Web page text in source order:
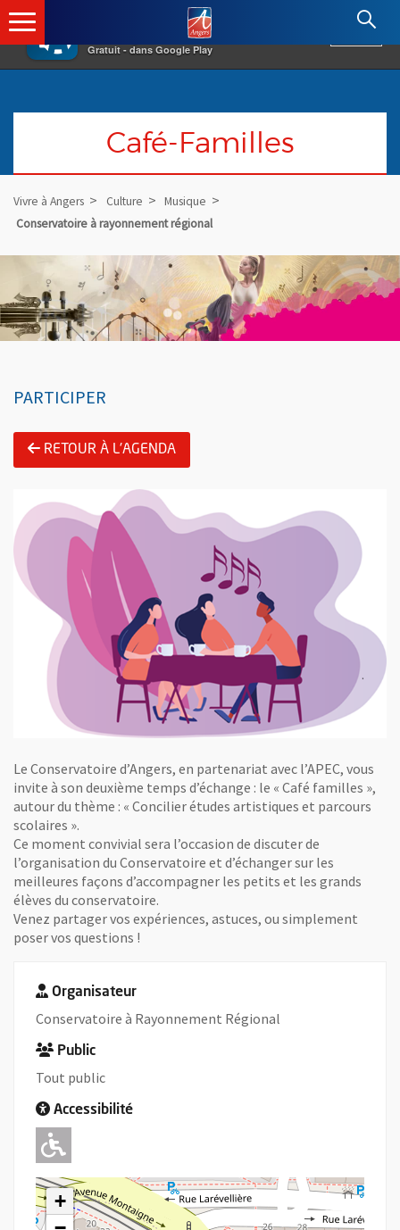
×
Gratuit - dans Google Play
Angers.fr : Retour à l'accueil
Café-Familles
Vivre à Angers Culture
Musique
Conservatoire à rayonnement régional
PARTICIPER
RETOUR À L'AGENDA
Le Conservatoire d’Angers, en partenariat avec l’APEC, vous
invite à son deuxième temps d’échange : le « Café familles »,
autour du thème : « Concilier études artistiques et parcours
scolaires ».
Ce moment convivial sera l’occasion de discuter de
l’organisation du Conservatoire et d’échanger sur les
meilleures façons d’accompagner les petits et les grands
élèves du conservatoire.
Venez partager vos expériences, astuces, ou simplement
poser vos questions !
Organisateur
Conservatoire à Rayonnement Régional
Public
Tout public
Accessibilité
Adapté pour l'handicap Moteur
+